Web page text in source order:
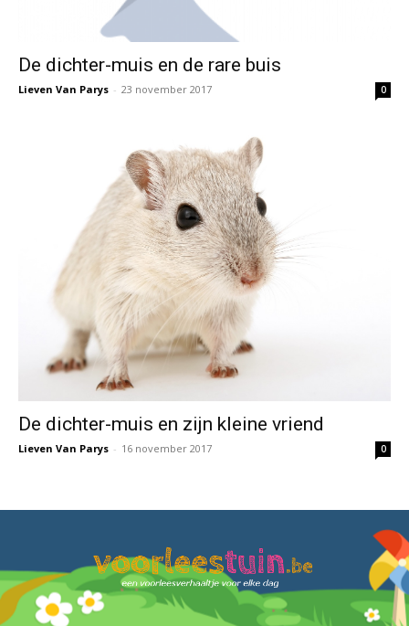
De dichter-muis en de rare buis
Lieven Van Parys - 23 november 2017 0
De dichter-muis en zijn kleine vriend
Lieven Van Parys - 16 november 2017 0